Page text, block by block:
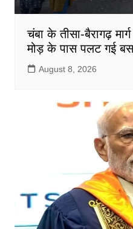
चंबा के तीसा-बैरागढ़
मोड़ के पास पलट गई
August 8, 2026